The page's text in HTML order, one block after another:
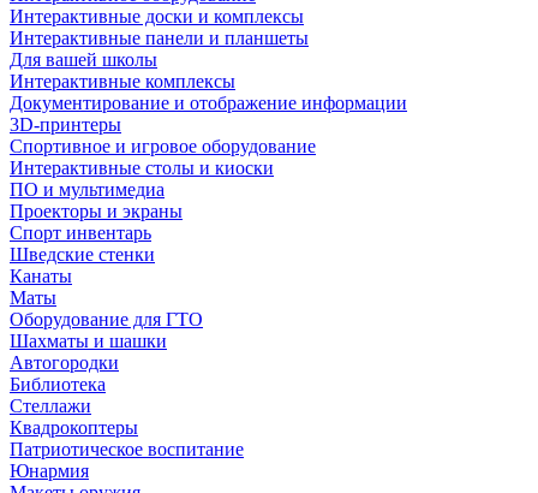
Интерактивные доски и комплексы
Интерактивные панели и планшеты
Для вашей школы
Интерактивные комплексы
Документирование и отображение информации
3D-принтеры
Спортивное и игровое оборудование
Интерактивные столы и киоски
ПО и мультимедиа
Проекторы и экраны
Спорт инвентарь
Шведские стенки
Канаты
Маты
Оборудование для ГТО
Шахматы и шашки
Автогородки
Библиотека
Стеллажи
Квадрокоптеры
Патриотическое воспитание
Юнармия